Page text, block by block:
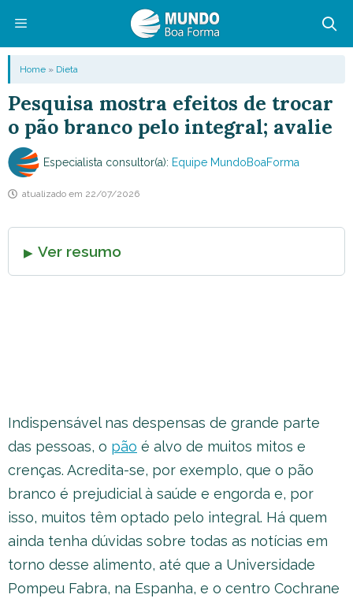
conteúdo
Menu
Home » Dieta
Pesquisa mostra efeitos de trocar
o pão branco pelo integral; avalie
Especialista consultor(a): Equipe MundoBoaForma
atualizado em 22/07/2026
Ver resumo
Indispensável nas despensas de grande parte
das pessoas, o pão é alvo de muitos mitos e
crenças. Acredita-se, por exemplo, que o pão
branco é prejudicial à saúde e engorda e, por
isso, muitos têm optado pelo integral. Há quem
ainda tenha dúvidas sobre todas as notícias em
torno desse alimento, até que a Universidade
Pompeu Fabra, na Espanha, e o centro Cochrane